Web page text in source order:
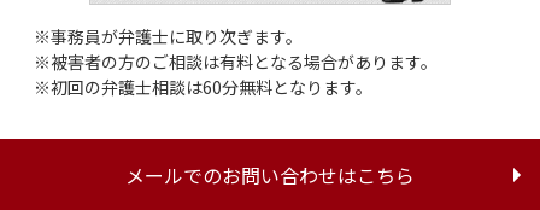
事務員が弁護士に取り次ぎます。
被害者の方のご相談は有料となる場合があります。
初回の弁護士相談は60分無料となります。
メールでのお問い合わせはこちら